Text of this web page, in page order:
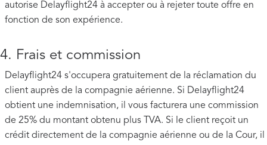
autorise Delayflight24 à accepter ou à rejeter toute offre en
fonction de son expérience.
4. Frais et commission
Delayflight24 s'occupera gratuitement de la réclamation du
client auprès de la compagnie aérienne. Si Delayflight24
obtient une indemnisation, il vous facturera une commission
de 25% du montant obtenu plus TVA. Si le client reçoit un
crédit directement de la compagnie aérienne ou de la Cour, il